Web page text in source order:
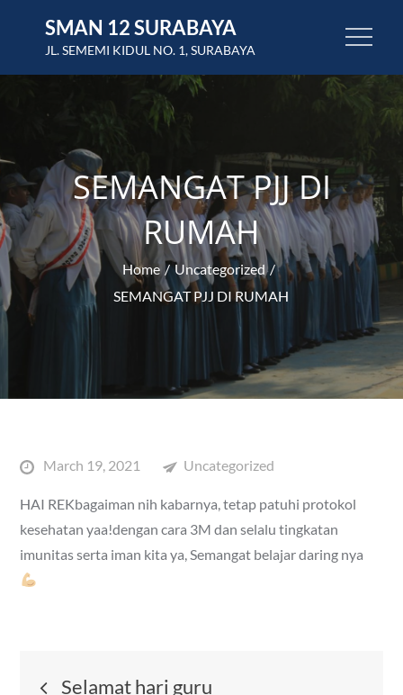
SMAN 12 SURABAYA
JL. SEMEMI KIDUL NO. 1, SURABAYA
SEMANGAT PJJ DI
RUMAH
Home
Uncategorized
SEMANGAT PJJ DI RUMAH
PostedMarch 19, 2021 Uncategorized
HAI REKbagaiman nih kabarnya, tetap patuhi protokol
kesehatan yaa!dengan cara 3M dan selalu tingkatan
imunitas serta iman kita ya, Semangat belajar daring nya
Post
Selamat hari guru